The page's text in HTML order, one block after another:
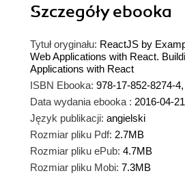
Szczegółyebooka
Tytuł oryginału: ReactJS by
Web Applications with React.
Applications with React
ISBN Ebooka: 978-17-852-8274-
Data wydania ebooka : 2016-04-21
Język publikacji: angielski
Rozmiar pliku Pdf: 2.7MB
Rozmiar pliku ePub: 4.7MB
Rozmiar pliku Mobi: 7.3MB